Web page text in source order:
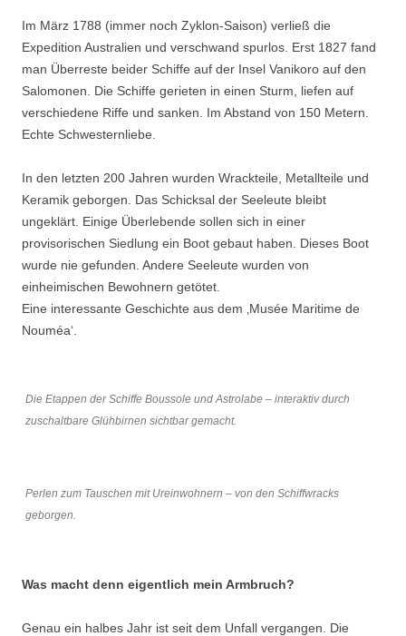
Im März 1788 (immer noch Zyklon-Saison) verließ die
Expedition Australien und verschwand spurlos. Erst 1827 fand
man Überreste beider Schiffe auf der Insel Vanikoro auf den
Salomonen. Die Schiffe gerieten in einen Sturm, liefen auf
verschiedene Riffe und sanken. Im Abstand von 150 Metern.
Echte Schwesternliebe.
In den letzten 200 Jahren wurden Wrackteile, Metallteile und
Keramik geborgen. Das Schicksal der Seeleute bleibt
ungeklärt. Einige Überlebende sollen sich in einer
provisorischen Siedlung ein Boot gebaut haben. Dieses Boot
wurde nie gefunden. Andere Seeleute wurden von
einheimischen Bewohnern getötet.
Eine interessante Geschichte aus dem ‚Musée Maritime de
Nouméa‘.
Die Etappen der Schiffe Boussole und Astrolabe – interaktiv durch
zuschaltbare Glühbirnen sichtbar gemacht.
Perlen zum Tauschen mit Ureinwohnern – von den Schiffwracks
geborgen.
Was macht denn eigentlich mein Armbruch?
Genau ein halbes Jahr ist seit dem Unfall vergangen. Die